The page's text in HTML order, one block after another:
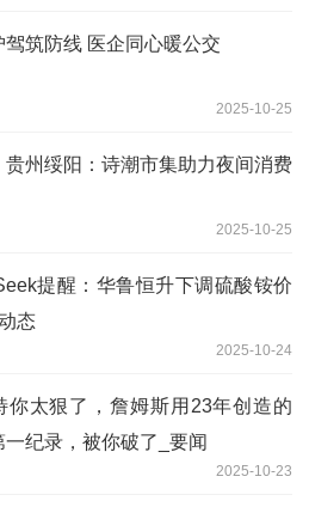
驾筑防线 医企同心暖公交
2025-10-25
贵州绥阳：诗潮市集助力夜间消费
2025-10-25
提醒：华鲁恒升下调硫酸铵价
态
2025-10-24
你太狠了，詹姆斯用23年创造的
一纪录，被你破了_要闻
2025-10-23